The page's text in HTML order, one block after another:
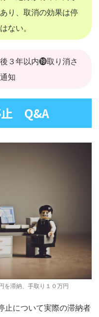
り、取消の効果は停
ない。
３年以内⓳取り消さ
知
止 Q&A
を滞納、手取り１０万円
止について実際の滞納者